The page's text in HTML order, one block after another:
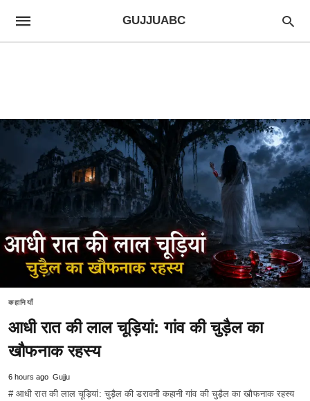
GUJJUABC
कहानियाँ
आधी रात की लाल चूड़ियां: गांव की चुड़ैल का
खौफनाक रहस्य
6 hours ago Gujju
# आधी रात की लाल चूड़ियां: चुड़ैल की डरावनी कहानी गांव की चुड़ैल का खौफनाक रहस्य